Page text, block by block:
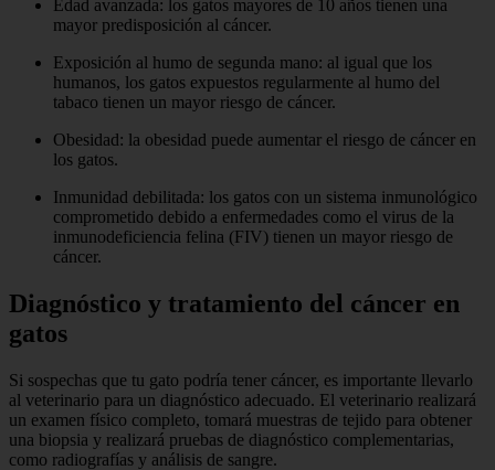
Edad avanzada: los gatos mayores de 10 años tienen una
mayor predisposición al cáncer.
Exposición al humo de segunda mano: al igual que los
humanos, los gatos expuestos regularmente al humo del
tabaco tienen un mayor riesgo de cáncer.
Obesidad: la obesidad puede aumentar el riesgo de cáncer en
los gatos.
Inmunidad debilitada: los gatos con un sistema inmunológico
comprometido debido a enfermedades como el virus de la
inmunodeficiencia felina (FIV) tienen un mayor riesgo de
cáncer.
Diagnóstico y tratamiento del cáncer en
gatos
Si sospechas que tu gato podría tener cáncer, es importante llevarlo
al veterinario para un diagnóstico adecuado. El veterinario realizará
un examen físico completo, tomará muestras de tejido para obtener
una biopsia y realizará pruebas de diagnóstico complementarias,
como radiografías y análisis de sangre.